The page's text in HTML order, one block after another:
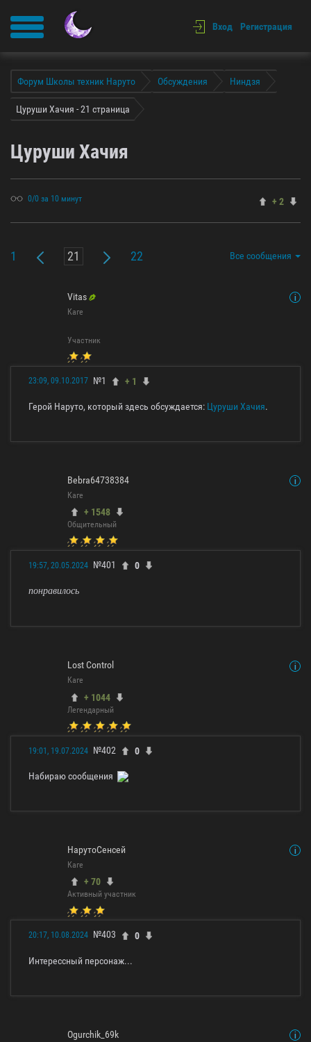
Вход Регистрация
Форум Школы техник Наруто Обсуждения Ниндзя
Цуруши Хачия - 21 страница
Цуруши Хачия
0/0 за 10 минут + 2
1 22 Все сообщения
Vitas
Каге
Участник
23:09, 09.10.2017 №1 + 1
Герой Наруто, который здесь обсуждается: Цуруши Хачия.
Bebra64738384
Каге
+ 1548
Общительный
19:57, 20.05.2024 №401 0
понравилось
Lost Control
Каге
+ 1044
Легендарный
19:01, 19.07.2024 №402 0
Набираю сообщения
НарутоСенсей
Каге
+ 70
Активный участник
20:17, 10.08.2024 №403 0
Интерессный персонаж...
Ogurchik_69k